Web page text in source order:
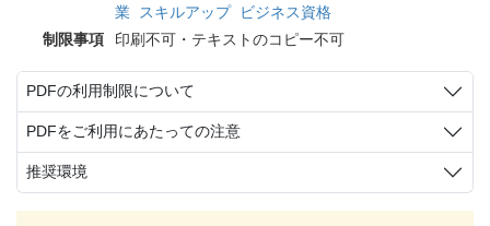
業
スキルアップ
ビジネス資格
制限事項
印刷不可・テキストのコピー不可
PDFの利用制限について
PDFをご利用にあたっての注意
推奨環境